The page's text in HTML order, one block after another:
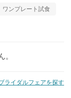
ワンプレート試食
。
ライダルフェアを探す